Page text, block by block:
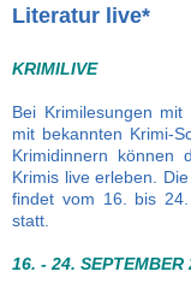
Literatur live*
KRIMILIVE
Bei Krimilesungen
mit bekannten Krimi-
Krimidinnern können
Krimis live erleben.
findet vom 16. bis
statt.
16. - 24.